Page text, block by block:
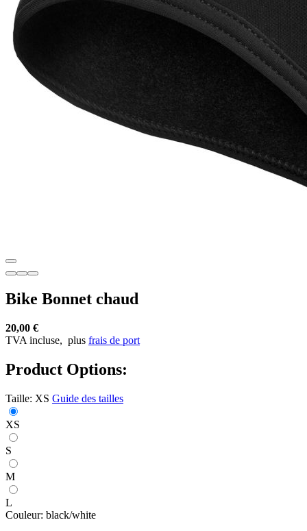
Bike Bonnet chaud
20,00 €
TVA incluse, plus frais de port
Product Options:
Taille: XS Guide des tailles
XS
S
M
L
Couleur: black/white